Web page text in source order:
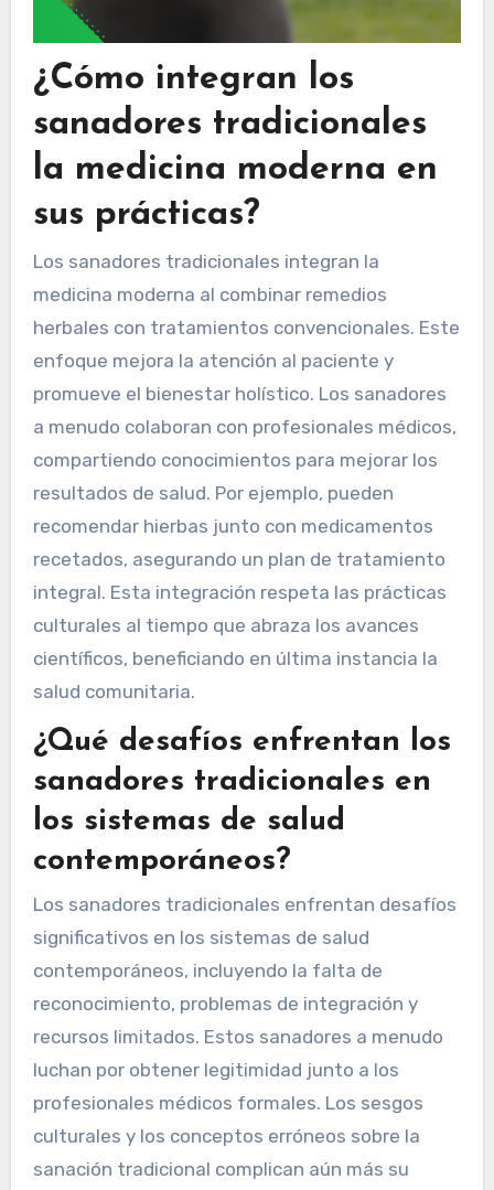
¿Cómo integran los
sanadores tradicionales
la medicina moderna en
sus prácticas?
Los sanadores tradicionales integran la
medicina moderna al combinar remedios
herbales con tratamientos convencionales. Este
enfoque mejora la atención al paciente y
promueve el bienestar holístico. Los sanadores
a menudo colaboran con profesionales médicos,
compartiendo conocimientos para mejorar los
resultados de salud. Por ejemplo, pueden
recomendar hierbas junto con medicamentos
recetados, asegurando un plan de tratamiento
integral. Esta integración respeta las prácticas
culturales al tiempo que abraza los avances
científicos, beneficiando en última instancia la
salud comunitaria.
¿Qué desafíos enfrentan los
sanadores tradicionales en
los sistemas de salud
contemporáneos?
Los sanadores tradicionales enfrentan desafíos
significativos en los sistemas de salud
contemporáneos, incluyendo la falta de
reconocimiento, problemas de integración y
recursos limitados. Estos sanadores a menudo
luchan por obtener legitimidad junto a los
profesionales médicos formales. Los sesgos
culturales y los conceptos erróneos sobre la
sanación tradicional complican aún más su